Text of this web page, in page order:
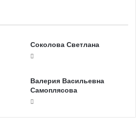
Соколова Светлана
Валерия Васильевна
Самоплясова